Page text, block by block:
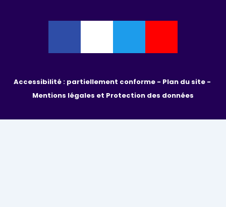
Accessibilité : partiellement conforme -
Mentions légales et Protection des données